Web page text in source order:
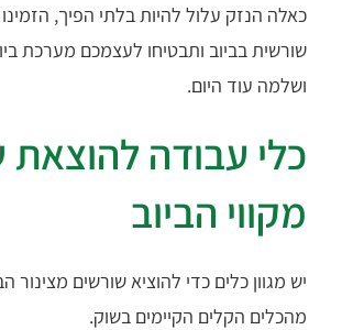
כאלה הנזק עלול להיות בלתי הפיך,
שורשית בביוב ותבטיחו לעצמכם מערכת
ושלמה עוד היום.
כלי עבודה להוצאת
מקווי הביוב
יש מגוון כלים כדי להוציא שורשים מצינור
מהכלים הקלים הקיימים בשוק.